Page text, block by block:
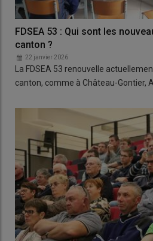
FDSEA 53 : Qui sont les
canton ?
22 janvier 2026
La FDSEA 53 renouvelle
canton, comme à Château-Gontier,